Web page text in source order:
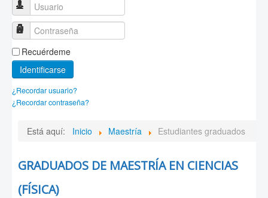
Usuario
Contraseña
Recuérdeme
Identificarse
¿Recordar usuario?
¿Recordar contraseña?
Está aquí: Inicio Maestría Estudiantes graduados
GRADUADOS DE MAESTRÍA EN CIENCIAS
(FÍSICA)